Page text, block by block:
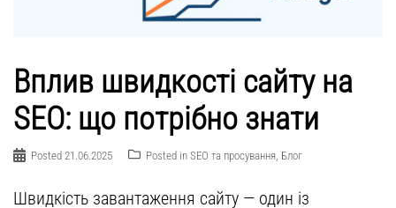
Вплив швидкості сайту на
SEO: що потрібно знати
Posted 21.06.2025 Posted in SEO та просування Блог
Швидкість завантаження сайту — один із